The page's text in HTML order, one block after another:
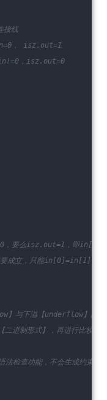
接线
， isz.out=1
，isz.out=0
，要么isz.out=1，即
要成立，只能in[0]=in[1]
】与下溢【underflow】问题
进制形式】，再进行比较
检查功能，不会生成约束